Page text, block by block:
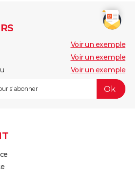
Voir un exemple
Voir un exemple
Voir un exemple